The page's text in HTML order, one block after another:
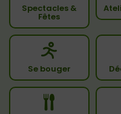
Spectacles &
Fêtes
Se bouger